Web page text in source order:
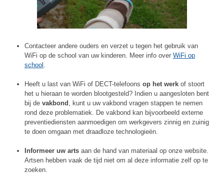
Contacteer andere ouders en verzet u tegen het gebruik van
WiFi op de school van uw kinderen. Meer info over WiFi op
school
Heeft u last van WiFi of DECT-telefoons op het werk of stoort
het u hieraan te worden blootgesteld? Indien u aangesloten bent
bij de vakbond
, kunt u uw vakbond vragen stappen te nemen
rond deze problematiek. De vakbond kan bijvoorbeeld externe
preventiediensten aanmoedigen om werkgevers zinnig en zuinig
te doen omgaan met draadloze technologieën.
Informeer uw arts aan de hand van materiaal op onze website.
Artsen hebben vaak de tijd niet om al deze informatie zelf op te
zoeken.